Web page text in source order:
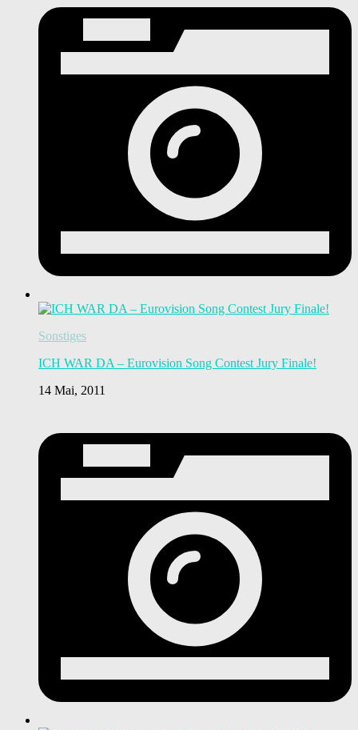
Sonstiges
ICH WAR DA – Eurovision Song Contest Jury Finale!
14 Mai, 2011